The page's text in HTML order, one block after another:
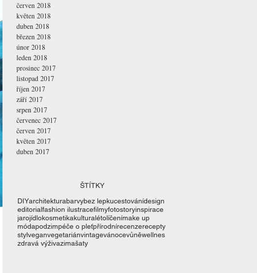
červen 2018
květen 2018
duben 2018
březen 2018
únor 2018
leden 2018
prosinec 2017
listopad 2017
říjen 2017
září 2017
srpen 2017
červenec 2017
červen 2017
květen 2017
duben 2017
ŠTÍTKY
DIYarchitekturabarvybez lepkucestovánídesign
editorialfashion ilustracefilmyfotostoryinspirace
jarojídlokosmetikakulturalétolíčenímake up
módapodzimpéče o pleťpřírodnírecenzerecepty
stylveganvegetariánvintagevánocevůněwellnes
zdravá výživazimašaty